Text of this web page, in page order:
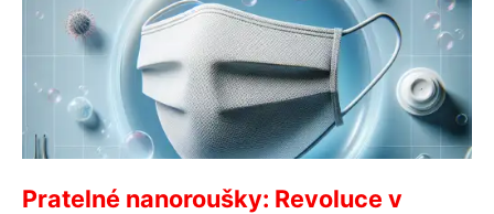
Pratelné nanoroušky: Revoluce v